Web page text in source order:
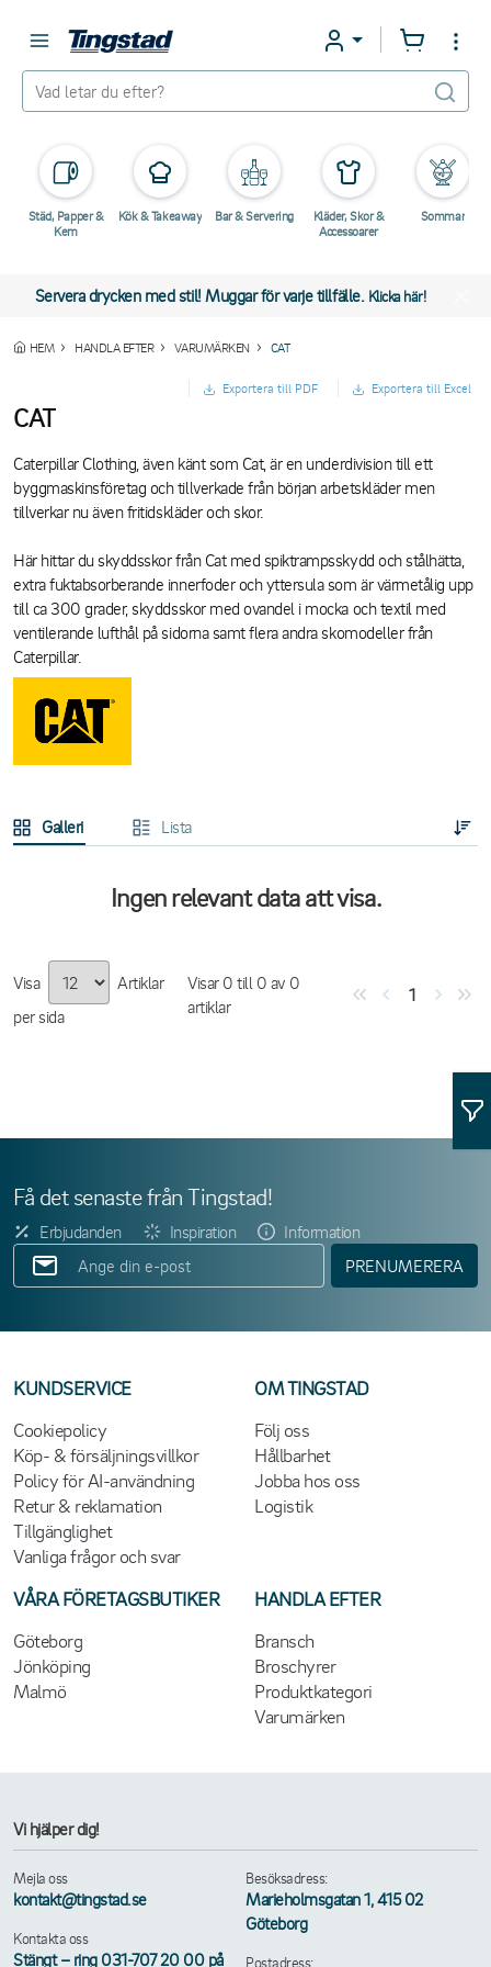
Städ, Papper &
Kem
Kök & Takeaway Bar & Servering
Kläder, Skor &
Accessoarer
Sommar
Servera drycken med stil! Muggar för varje tillfälle. Klicka här!
HEM HANDLA EFTER VARUMÄRKEN CAT
Exportera till PDF Exportera till Excel
CAT
Caterpillar Clothing, även känt som Cat, är en underdivision till ett
byggmaskinsföretag och tillverkade från början arbetskläder men
tillverkar nu även fritidskläder och skor.
Här hittar du skyddsskor från Cat med spiktrampsskydd och stålhätta,
extra fuktabsorberande innerfoder och yttersula som är värmetålig upp
till ca 300 grader, skyddsskor med ovandel i mocka och textil med
ventilerande lufthål på sidorna samt flera andra skomodeller från
Caterpillar.
Galleri Lista
Ingen relevant data att visa.
Visa
Artiklar
per sida
Visar 0 till 0 av 0
artiklar
1
Få det senaste från Tingstad!
Erbjudanden Inspiration
Information
PRENUMERERA
KUNDSERVICE
Cookiepolicy
Köp- & försäljningsvillkor
Policy för AI-användning
Retur & reklamation
Tillgänglighet
Vanliga frågor och svar
OM TINGSTAD
Följ oss
Hållbarhet
Jobba hos oss
Logistik
VÅRA FÖRETAGSBUTIKER
Göteborg
Jönköping
Malmö
HANDLA EFTER
Bransch
Broschyrer
Produktkategori
Varumärken
Vi hjälper dig!
Mejla oss
kontakt@tingstad.se
Kontakta oss
Stängt – ring 031-707 20 00 på
Besöksadress:
Marieholmsgatan 1, 415 02
Göteborg
Postadress: